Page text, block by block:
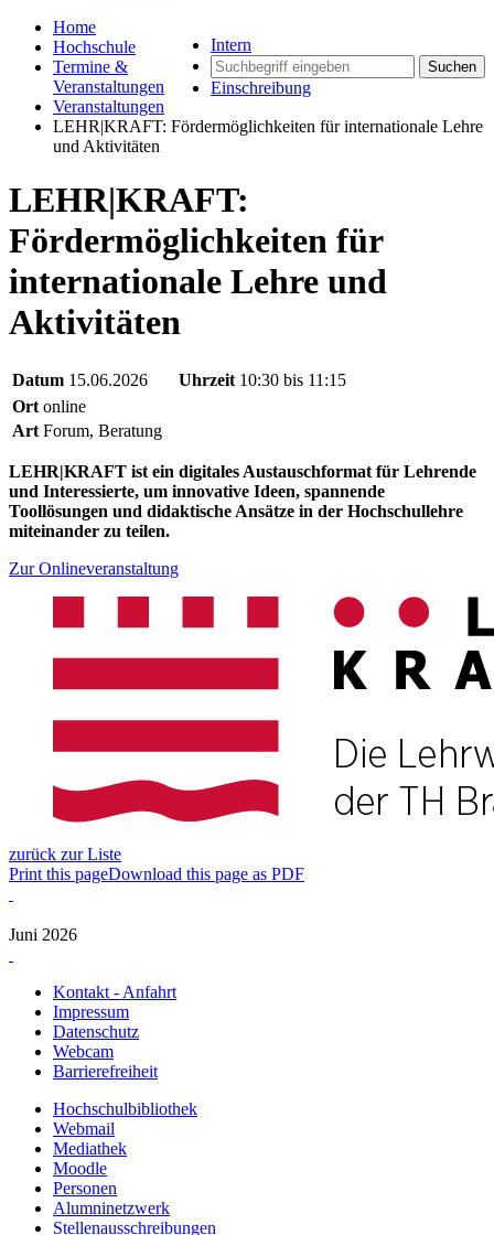
Intern
Suchen
Einschreibung
Home
Hochschule
Termine &
Veranstaltungen
Veranstaltungen
LEHR|KRAFT: Fördermöglichkeiten für internationale Lehre
und Aktivitäten
LEHR|KRAFT:
Fördermöglichkeiten für
internationale Lehre und
Aktivitäten
Datum 15.06.2026 Uhrzeit 10:30 bis 11:15
Ort online
Art Forum, Beratung
LEHR|KRAFT ist ein digitales Austauschformat für Lehrende
und Interessierte, um innovative Ideen, spannende
Toollösungen und didaktische Ansätze in der Hochschullehre
miteinander zu teilen.
Zur Onlineveranstaltung
zurück zur Liste
Print this pageDownload this page as PDF
Juni 2026
Kontakt - Anfahrt
Impressum
Datenschutz
Webcam
Barrierefreiheit
Hochschulbibliothek
Webmail
Mediathek
Moodle
Personen
Alumninetzwerk
Stellenausschreibungen